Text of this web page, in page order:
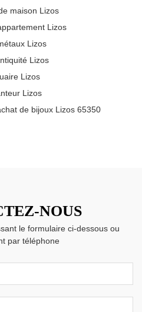
maison Lizos
Lizos
Lizos
Lizos
Lizos
Lizos
de bijoux Lizos 65350
NOUS
le formulaire ci-dessous ou
par téléphone